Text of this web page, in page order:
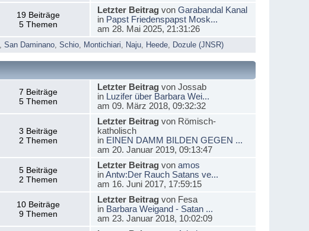
19 Beiträge
5 Themen
Letzter Beitragvon Garabandal Kanal
in Papst Friedenspapst Mosk...
am 28. Mai 2025, 21:31:26
,San Daminano ,Schio Montichiari Naju Heede Dozule (JNSR)
7 Beiträge
5 Themen
Letzter Beitragvon Jossab
in Luzifer über Barbara Wei...
am 09. März 2018, 09:32:32
3 Beiträge
2 Themen
Letzter Beitragvon Römisch-
katholisch
in EINEN DAMM BILDEN GEGEN ...
am 20. Januar 2019, 09:13:47
5 Beiträge
2 Themen
Letzter Beitragvon amos
inAntw:Der Rauch Satans ve...
am 16. Juni 2017, 17:59:15
10 Beiträge
9 Themen
Letzter Beitragvon Fesa
in Barbara Weigand - Satan ...
am 23. Januar 2018, 10:02:09